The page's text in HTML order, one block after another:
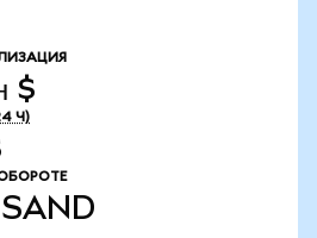
$
Ч)
SAND